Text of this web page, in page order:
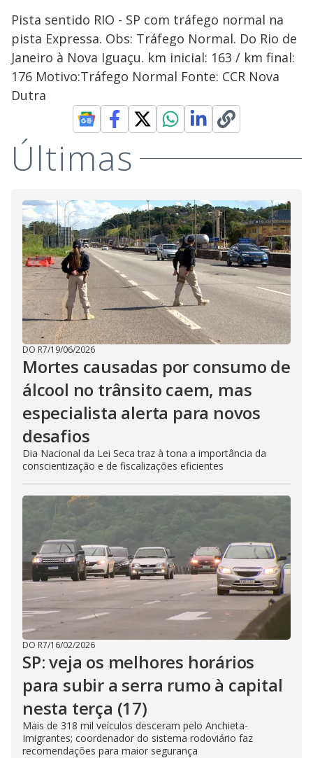
Pista sentido RIO - SP com tráfego normal na
pista Expressa. Obs: Tráfego Normal. Do Rio de
Janeiro à Nova Iguaçu. km inicial: 163 / km final:
176 Motivo:Tráfego Normal Fonte: CCR Nova
Dutra
Últimas
DO R7/19/06/2026
Mortes causadas por consumo de
álcool no trânsito caem, mas
especialista alerta para novos
desafios
Dia Nacional da Lei Seca traz à tona a importância da
conscientização e de fiscalizações eficientes
DO R7/16/02/2026
SP: veja os melhores horários
para subir a serra rumo à capital
nesta terça (17)
Mais de 318 mil veículos desceram pelo Anchieta-
Imigrantes; coordenador do sistema rodoviário faz
recomendações para maior segurança